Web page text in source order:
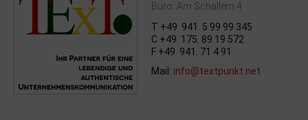
Büro: Am Schallern 4
T +49 941. 5 99 99 345
C +49 175. 89 19 572
F +49 941. 71 4 91
Mail: info@textpunkt.net